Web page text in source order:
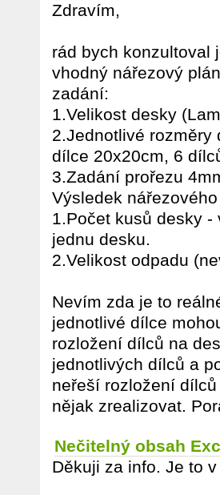
Zdravím,
rád bych konzultoval
vhodný nářezový
zadání:
1.Velikost desky
2.Jednotlivé rozměry
dílce 20x20cm, 6
3.Zadání prořezu
Výsledek
1.Počet kusů desky
jednu desku.
2.Velikost odpadu
Nevím zda je to
jednotlivé dílce
rozložení dílců na
jednotlivých dílců a
neřeší rozložení
nějak zrealizovat.
Nečitelný obsah
Děkuji za info. Je to